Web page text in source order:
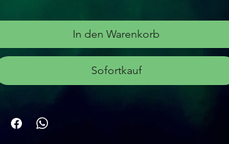
In den Warenkorb
Sofortkauf